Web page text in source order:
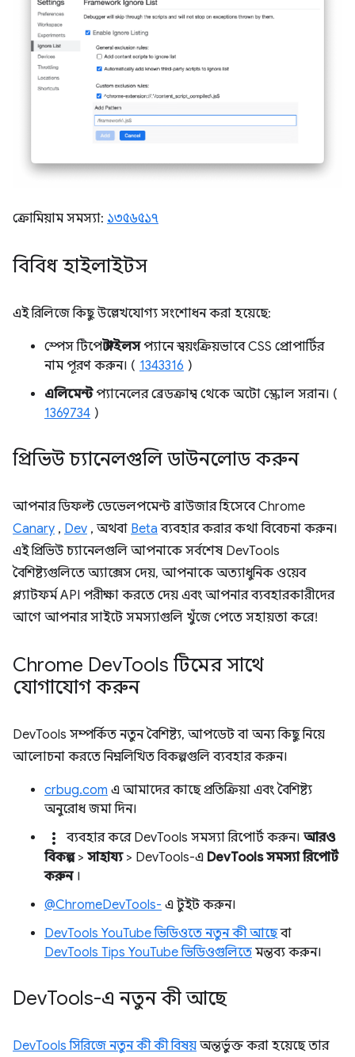
ক্রোমিয়াম সমস্যা: ১৩৫৬৫১৭
বিবিধ হাইলাইটস
এই রিলিজে কিছু উল্লেখযোগ্য সংশোধন করা হয়েছে:
স্পেস টিপেস্টাইলসপ্যানে স্বয়ংক্রিয়ভাবে CSS প্রোপার্টির
নাম পূরণ করুন। ( 1343316 )
এলিমেন্টপ্যানেলের ব্রেডক্রাম্ব থেকে অটো স্ক্রোল সরান। (
1369734 )
প্রিভিউ চ্যানেলগুলি ডাউনলোড করুন
আপনার ডিফল্ট ডেভেলপমেন্ট ব্রাউজার হিসেবে Chrome
Canary , Dev , অথবা Beta ব্যবহার করার কথা বিবেচনা করুন।
এই প্রিভিউ চ্যানেলগুলি আপনাকে সর্বশেষ DevTools
বৈশিষ্ট্যগুলিতে অ্যাক্সেস দেয়, আপনাকে অত্যাধুনিক ওয়েব
প্ল্যাটফর্ম API পরীক্ষা করতে দেয় এবং আপনার ব্যবহারকারীদের
আগে আপনার সাইটে সমস্যাগুলি খুঁজে পেতে সহায়তা করে!
Chrome DevTools টিমের সাথে
যোগাযোগ করুন
DevTools সম্পর্কিত নতুন বৈশিষ্ট্য, আপডেট বা অন্য কিছু নিয়ে
আলোচনা করতে নিম্নলিখিত বিকল্পগুলি ব্যবহার করুন।
crbug.com এ আমাদের কাছে প্রতিক্রিয়া এবং বৈশিষ্ট্য
অনুরোধ জমা দিন।
more_vert ব্যবহার করে DevTools সমস্যা রিপোর্ট করুন। আরও
বিকল্প> সাহায্য> DevTools-এ DevTools সমস্যা রিপোর্ট
করুন।
@ChromeDevTools- এ টুইট করুন।
DevTools YouTube ভিডিওতে নতুন কী আছেবা
DevTools Tips YouTube ভিডিওগুলিতে মন্তব্য করুন।
DevTools-এ নতুন কী আছে
DevTools সিরিজে নতুন কী কী বিষয় অন্তর্ভুক্ত করা হয়েছে তার